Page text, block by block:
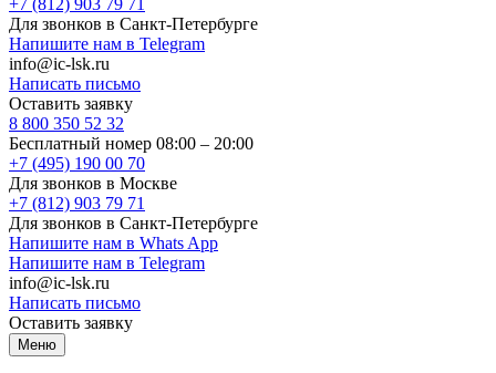
+7 (812) 903 79 71
Для звонков в Санкт-Петербурге
Напишите нам в Telegram
info@ic-lsk.ru
Написать письмо
Оставить заявку
8 800 350 52 32
Бесплатный номер 08:00 – 20:00
+7 (495) 190 00 70
Для звонков в Москве
+7 (812) 903 79 71
Для звонков в Санкт-Петербурге
Напишите нам в Whats App
Напишите нам в Telegram
info@ic-lsk.ru
Написать письмо
Оставить заявку
Меню